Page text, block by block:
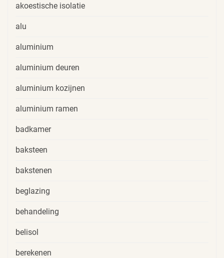
akoestische isolatie
alu
aluminium
aluminium deuren
aluminium kozijnen
aluminium ramen
badkamer
baksteen
bakstenen
beglazing
behandeling
belisol
berekenen